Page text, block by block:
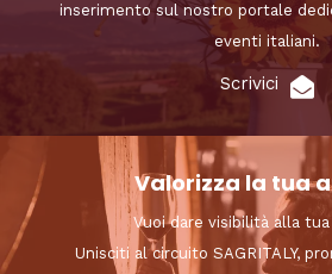
inserimento sul nostro portale
eventi italiani.
Scrivici
Valorizza la tua
Vuoi dare visibilità alla tua
Unisciti al circuito SAGRITALY,